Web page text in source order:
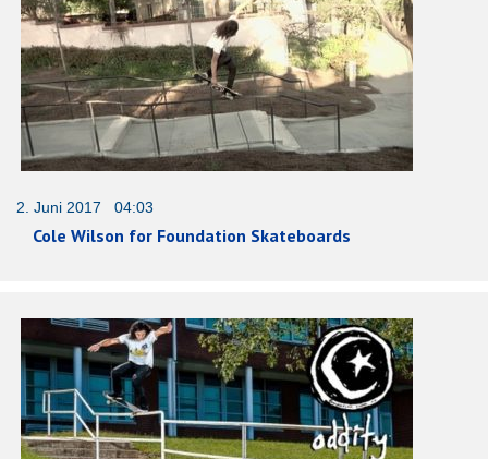
2. Juni 2017 04:03
Cole Wilson for Foundation Skateboards